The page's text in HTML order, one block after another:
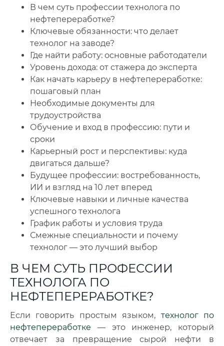
В чем суть профессии технолога по
нефтепереработке?
Ключевые обязанности: что делает
технолог на заводе?
Где найти работу: основные работодатели
Уровень дохода: от стажера до эксперта
Как начать карьеру в нефтепереработке:
пошаговый план
Необходимые документы для
трудоустройства
Обучение и вход в профессию: пути и
сроки
Карьерный рост и перспективы: куда
двигаться дальше?
Будущее профессии: востребованность,
ИИ и взгляд на 10 лет вперед
Ключевые навыки и личные качества
успешного технолога
График работы и условия труда
Смежные специальности и почему
технолог — это лучший выбор
В ЧЕМ СУТЬ ПРОФЕССИИ
ТЕХНОЛОГА ПО
НЕФТЕПЕРЕРАБОТКЕ?
Если говорить простым языком, технолог по
нефтепереработке — это инженер, который
отвечает за превращение сырой нефти в